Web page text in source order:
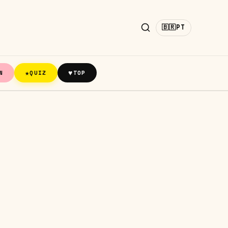
🇧🇷PT
★QUIZ ♥TOP